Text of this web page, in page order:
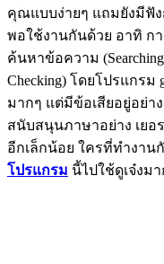
คุณแบบง่ายๆ แถมยังมีฟั
พอใช้งานกันด้วย อาทิ กา
ค้นหาข้อความ
Checking) โดยโปรแกรม
มากๆ แต่มีข้อเสียอยู่อย่
สนับสนุนภาษาอย่าง เยอ
อีกเล็กน้อย ใครที่ทำงาน
โปรแกรม นี้ไปใช้ดูเจ๋งม